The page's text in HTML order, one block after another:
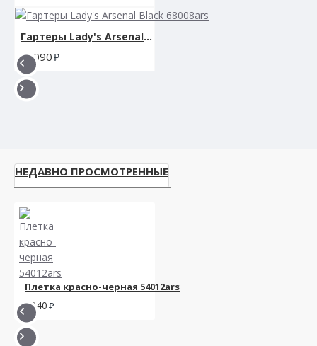
Гартеры Lady's Arsenal Black 68008ars
3090
НЕДАВНО ПРОСМОТРЕННЫЕ
Плетка красно-черная 54012ars
1940